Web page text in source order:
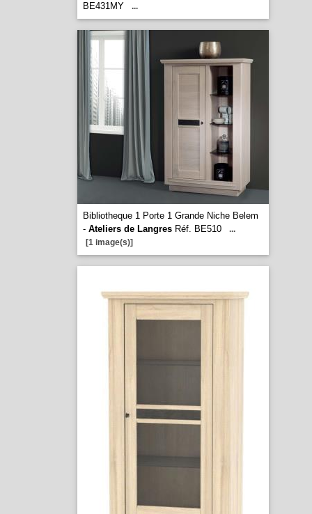
BE431MY
...
Bibliotheque 1 Porte 1 Grande Niche Belem
- Ateliers de LangresRéf. BE510
...
[1 image(s)]